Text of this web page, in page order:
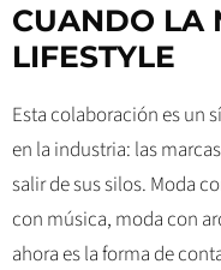
CUANDO LA
LIFESTYLE
Esta colaboración es un
en la industria: las
salir de sus silos. Moda
con música, moda con
ahora es la forma de